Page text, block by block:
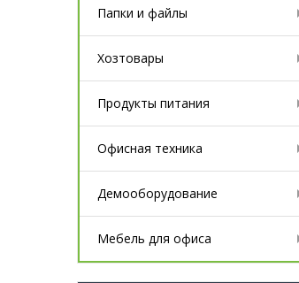
Папки и файлы
Хозтовары
Продукты питания
Офисная техника
Демооборудование
Мебель для офиса